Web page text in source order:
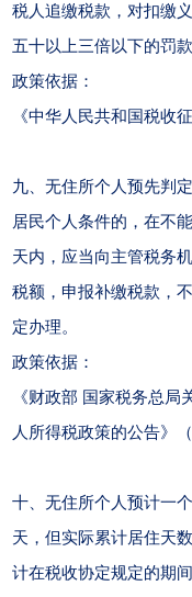
税人追缴税款，对扣缴
五十以上三倍以下的罚款
政策依据：
《中华人民共和国税收
九、无住所个人预先判
居民个人条件的，在不
天内，应当向主管税务
税额，申报补缴税款，
定办理。
政策依据：
《财政部 国家税务总
人所得税政策的公告》
十、无住所个人预计一
天，但实际累计居住天
计在税收协定规定的期